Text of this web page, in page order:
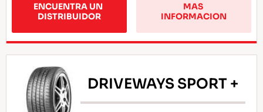
ENCUENTRA UN
DISTRIBUIDOR
MAS
INFORMACION
DRIVEWAYS SPORT +